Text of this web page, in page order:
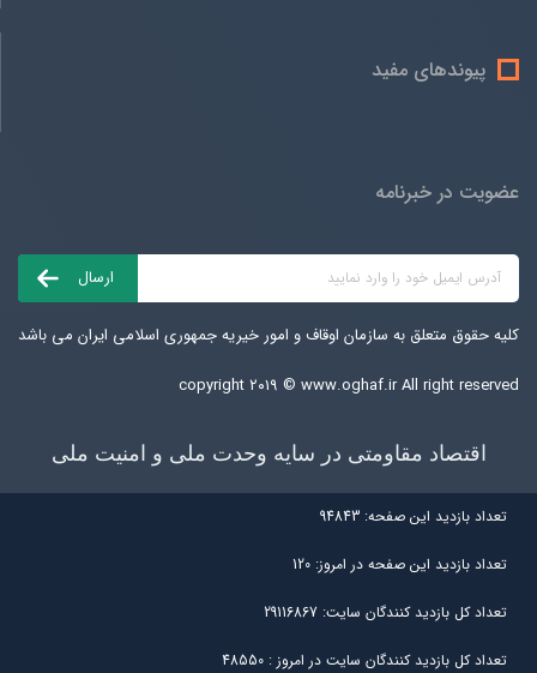
پیوندهای مفید
عضویت در خبرنامه
کلیه حقوق متعلق به سازمان اوقاف و امور خیریه جمهوری اسلامی ایران می باشد
copyright ۲۰۱۹ © www.oghaf.irAll right reserved
اقتصاد مقاومتی در سایه وحدت ملی و امنیت ملی
تعداد بازديد اين صفحه: 94843
تعداد بازديد اين صفحه در امروز: 120
تعداد کل بازديد کنندگان سايت: 29116867
تعداد کل بازديد کنندگان سایت در امروز : 48550